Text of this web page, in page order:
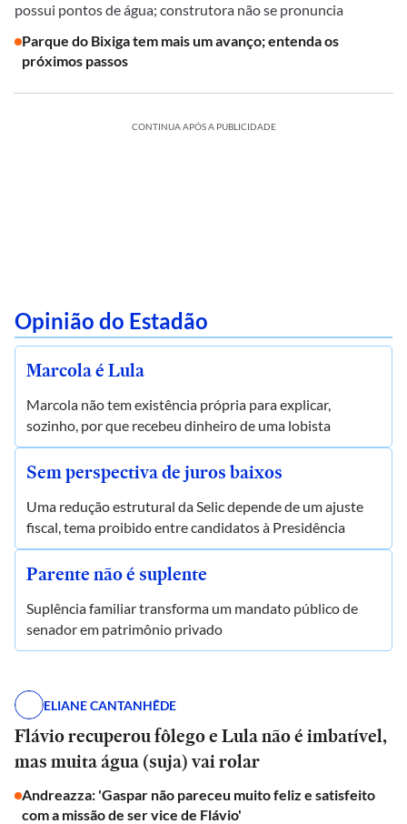
possui pontos de água; construtora não se pronuncia
Parque do Bixiga tem mais um avanço; entenda os
próximos passos
CONTINUA APÓS A PUBLICIDADE
Opinião do Estadão
Marcola é Lula
Marcola não tem existência própria para explicar,
sozinho, por que recebeu dinheiro de uma lobista
Sem perspectiva de juros baixos
Uma redução estrutural da Selic depende de um ajuste
fiscal, tema proibido entre candidatos à Presidência
Parente não é suplente
Suplência familiar transforma um mandato público de
senador em patrimônio privado
ELIANE CANTANHÊDE
Flávio recuperou fôlego e Lula não é imbatível,
mas muita água (suja) vai rolar
Andreazza: 'Gaspar não pareceu muito feliz e satisfeito
com a missão de ser vice de Flávio'